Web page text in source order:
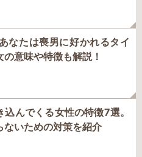
なたは喪男に好かれるタイ
意味や特徴も解説！
んでくる女性の特徴7選。
ないための対策を紹介